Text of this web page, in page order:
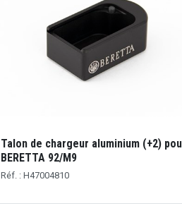
Talon de chargeur aluminium (+2)
BERETTA 92/M9
Réf. : H47004810